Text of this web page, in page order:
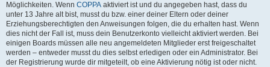
Möglichkeiten. Wenn COPPA aktiviert ist und du angegeben hast, dass du
unter 13 Jahre alt bist, musst du bzw. einer deiner Eltern oder deiner
Erziehungsberechtigten den Anweisungen folgen, die du erhalten hast. Wenn
dies nicht der Fall ist, muss dein Benutzerkonto vielleicht aktiviert werden. Bei
einigen Boards müssen alle neu angemeldeten Mitglieder erst freigeschaltet
werden – entweder musst du dies selbst erledigen oder ein Administrator. Bei
der Registrierung wurde dir mitgeteilt, ob eine Aktivierung nötig ist oder nicht.